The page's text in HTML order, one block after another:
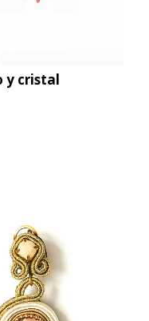
y cristal